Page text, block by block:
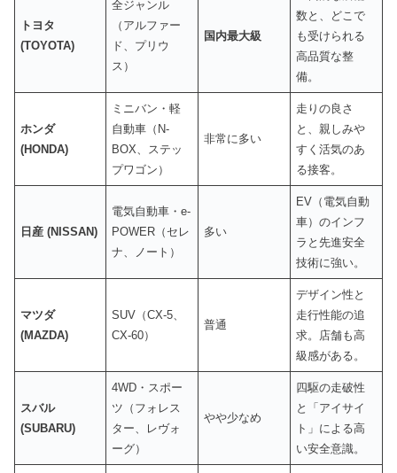
トヨタ
(TOYOTA)
全ジャンル
（アルファー
ド、プリウ
ス）
国内最大級
数と、どこで
も受けられる
高品質な整
備。
ホンダ
(HONDA)
ミニバン・軽
自動車（N-
BOX、ステッ
プワゴン）
非常に多い
走りの良さ
と、親しみや
すく活気のあ
る接客。
日産 (NISSAN)
電気自動車・e-
POWER（セレ
ナ、ノート）
多い
EV（電気自動
車）のインフ
ラと先進安全
技術に強い。
マツダ
(MAZDA)
SUV（CX-5、
CX-60）
普通
デザイン性と
走行性能の追
求。店舗も高
級感がある。
スバル
(SUBARU)
4WD・スポー
ツ（フォレス
ター、レヴォ
ーグ）
やや少なめ
四駆の走破性
と「アイサイ
ト」による高
い安全意識。